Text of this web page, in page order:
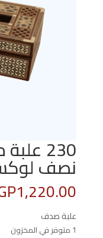
230
نصف
1,220.00
علبة صدف
1 متوفر في المخزون